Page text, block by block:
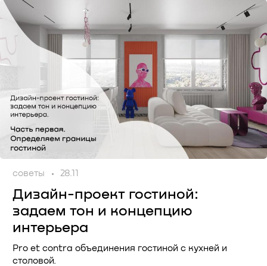
советы 28.11
Дизайн-проект гостиной:
задаем тон и концепцию
интерьера
Pro et contra объединения гостиной с кухней и
столовой.